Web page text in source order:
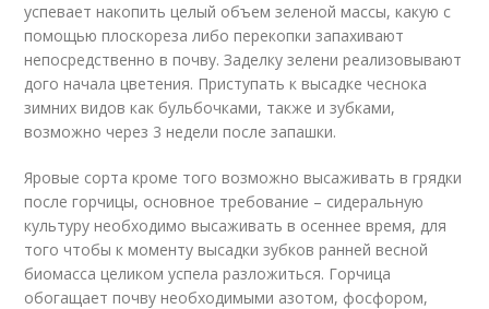
успевает накопить целый объем зеленой массы, какую с
помощью плоскореза либо перекопки запахивают
непосредственно в почву. Заделку зелени реализовывают
дого начала цветения. Приступать к высадке чеснока
зимних видов как бульбочками, также и зубками,
возможно через 3 недели после запашки.
Яровые сорта кроме того возможно высаживать в грядки
после горчицы, основное требование – сидеральную
культуру необходимо высаживать в осеннее время, для
того чтобы к моменту высадки зубков ранней весной
биомасса целиком успела разложиться. Горчица
обогащает почву необходимыми азотом, фосфором,